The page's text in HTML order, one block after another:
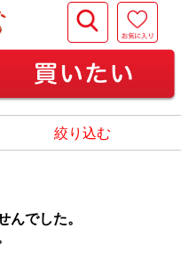
絞り込む
んでした。